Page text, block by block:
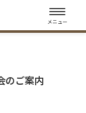
メニュー
のご案内